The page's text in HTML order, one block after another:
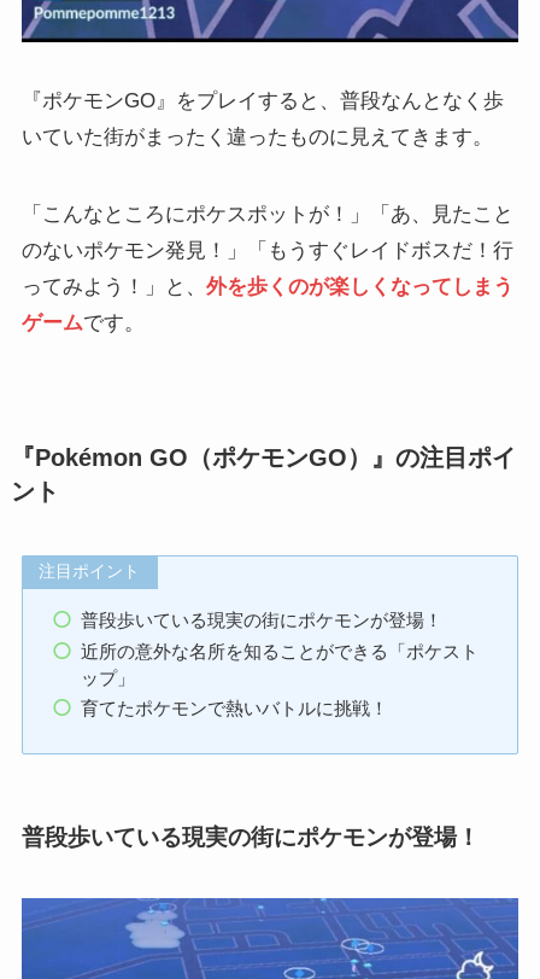
『ポケモンGO』をプレイすると、普段なんとなく歩
いていた街がまったく違ったものに見えてきます。
「こんなところにポケスポットが！」「あ、見たこと
のないポケモン発見！」「もうすぐレイドボスだ！行
ってみよう！」と、 外を歩くのが楽しくなってしまう
ゲームです。
『Pokémon GO（ポケモンGO）』の注目ポイ
ント
注目ポイント
普段歩いている現実の街にポケモンが登場！
近所の意外な名所を知ることができる「ポケスト
ップ」
育てたポケモンで熱いバトルに挑戦！
普段歩いている現実の街にポケモンが登場！